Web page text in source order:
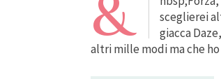
&
sceglierei
giacca
altri mille modi ma che